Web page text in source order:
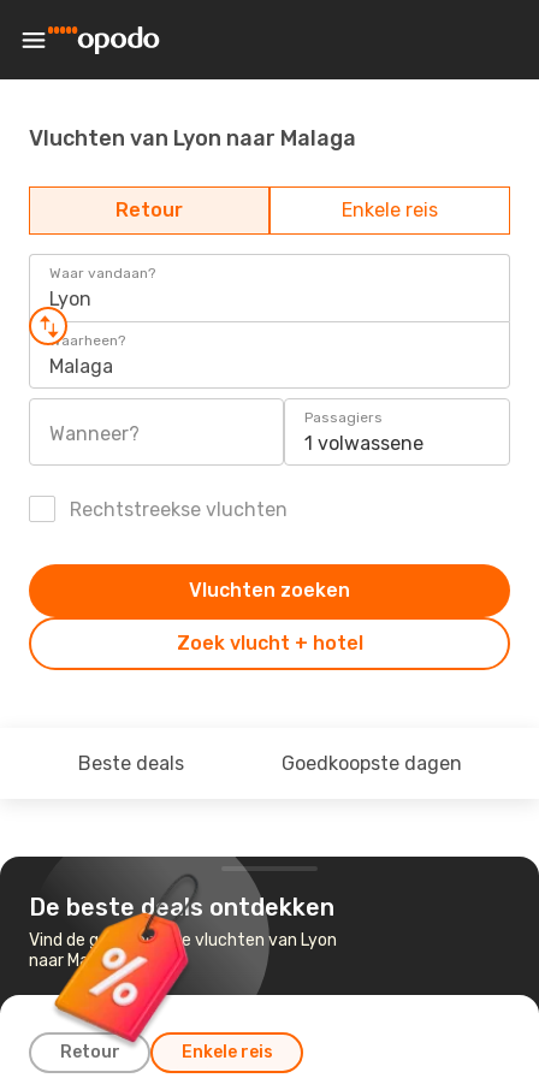
Vluchten van Lyon naar Malaga
Retour Enkele reis
Waar vandaan?
Lyon
Waarheen?
Malaga
Wanneer?
Passagiers
1 volwassene
Rechtstreekse vluchten
Zoek vlucht + hotel
Vluchten zoeken
Beste deals Goedkoopste dagen
De beste deals ontdekken
Vind de goedkoopste vluchten van Lyon
naar Malaga
Retour Enkele reis